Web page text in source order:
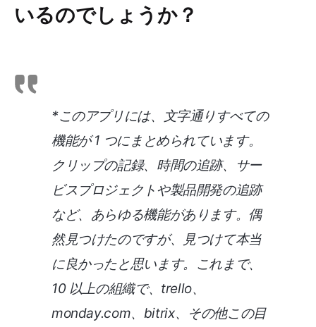
いるのでしょうか？
*このアプリには、文字通りすべての
機能が 1 つにまとめられています。
クリップの記録、時間の追跡、サー
ビスプロジェクトや製品開発の追跡
など、あらゆる機能があります。偶
然見つけたのですが、見つけて本当
に良かったと思います。これまで、
10 以上の組織で、trello、
monday.com、bitrix、その他この目